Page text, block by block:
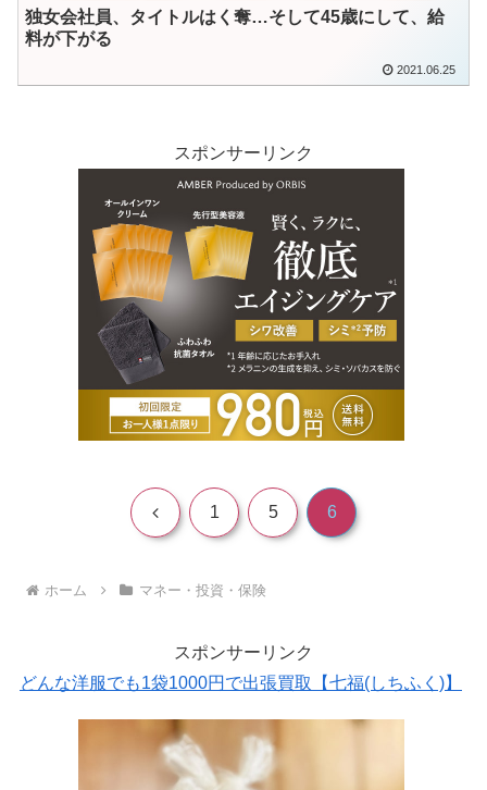
独女会社員、タイトルはく奪…そして45歳にして、給
料が下がる
2021.06.25
スポンサーリンク
前 1 5 6
ホーム マネー・投資・保険
スポンサーリンク
どんな洋服でも1袋1000円で出張買取【七福(しちふく)】